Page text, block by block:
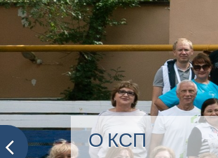
е
и
м
у
О КСП